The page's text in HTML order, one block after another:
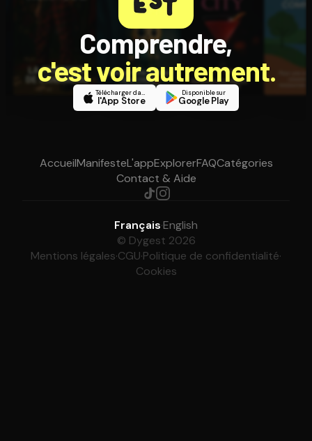
Comprendre,
c'est voir autrement.
Télécharger dans
l'App Store
Disponible sur
Google Play
AccueilManifesteL'appExplorerFAQCatégories
Contact & Aide
Français·English
© Dygest 2026
Mentions légales·CGU·Politique de confidentialité·
Cookies